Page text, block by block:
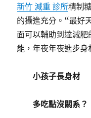
新竹 減重 診所精制
的攝進充分。“最好
面可以輔助到達減
能，年夜年夜進步身
小孩子長身材
多吃點沒關系？